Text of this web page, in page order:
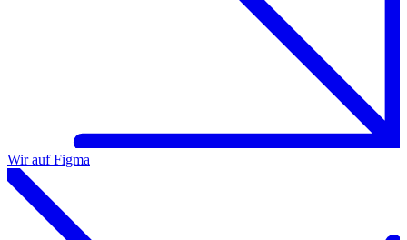
Wir auf Figma